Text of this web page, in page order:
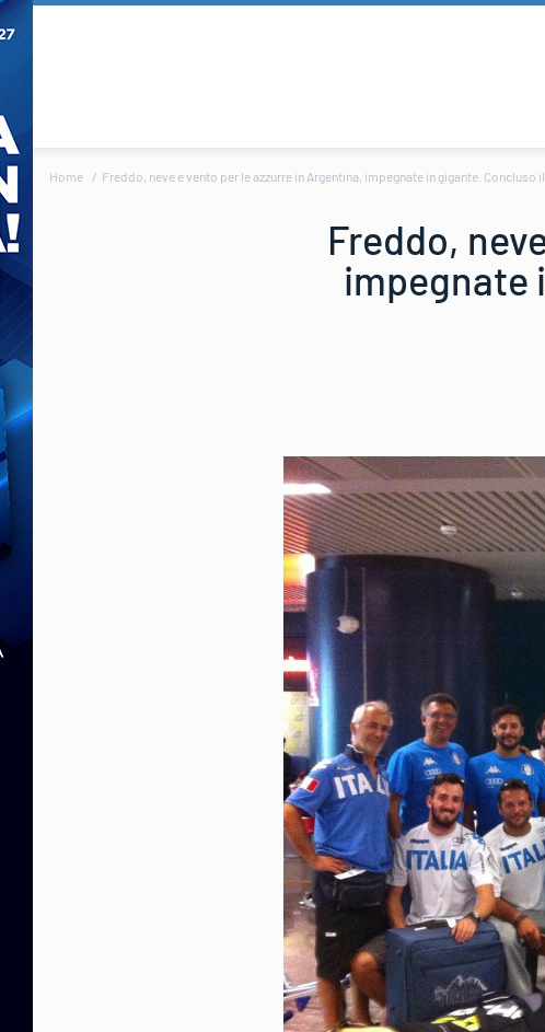
Home Freddo, neve e vento per le azzurre in Argentina, impegnate in gigante.
Freddo,
impegnate